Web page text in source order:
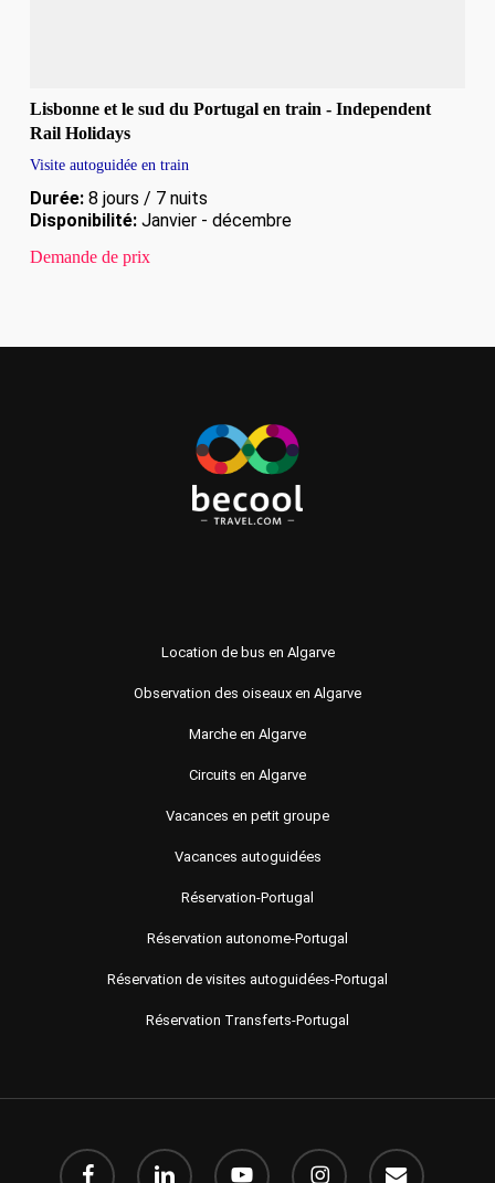
Lisbonne et le sud du Portugal en train - Independent
Rail Holidays
Visite autoguidée en train
Durée:8 jours / 7 nuits
Disponibilité:Janvier - décembre
Demande de prix
Location de bus en Algarve
Observation des oiseaux en Algarve
Marche en Algarve
Circuits en Algarve
Vacances en petit groupe
Vacances autoguidées
Réservation-Portugal
Réservation autonome-Portugal
Réservation de visites autoguidées-Portugal
Réservation Transferts-Portugal
Facebook LinkedIn Youtube instagram
e-